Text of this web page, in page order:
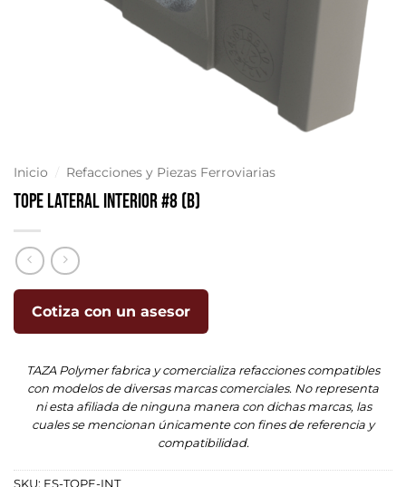
Inicio Refacciones y Piezas Ferroviarias
Tope Lateral Interior #8 (B)
Cotiza con un asesor
TAZA Polymer fabrica y comercializa refacciones compatibles
con modelos de diversas marcas comerciales. No representa
ni esta afiliada de ninguna manera con dichas marcas, las
cuales se mencionan únicamente con fines de referencia y
compatibilidad.
SKU: ES-TOPE-INT